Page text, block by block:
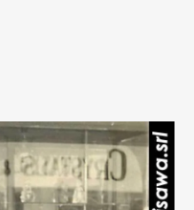
たようでよかったで
したら早く欲しいっ
で、なるべく早い発
(^^)v 引き続きご贔